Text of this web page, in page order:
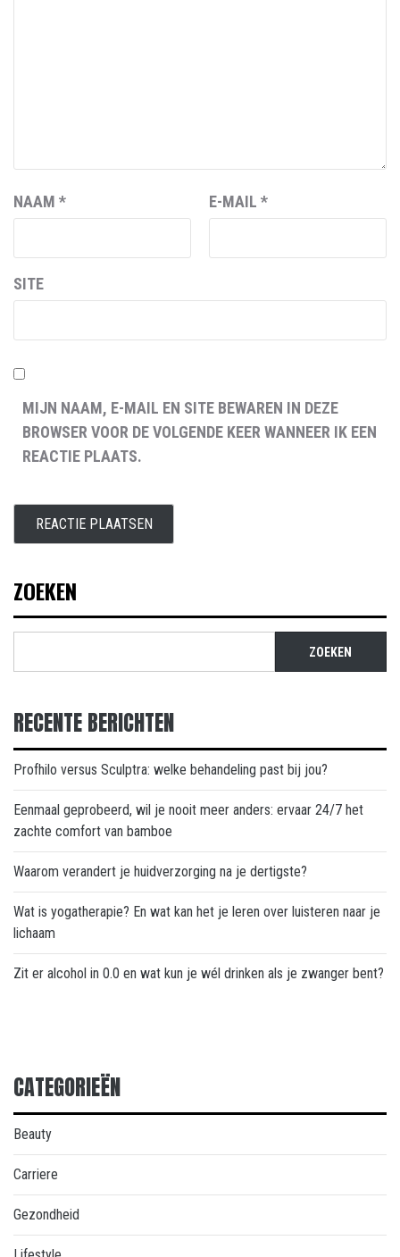
NAAM * E-MAIL *
SITE
MIJN NAAM, E-MAIL EN SITE BEWAREN IN DEZE
BROWSER VOOR DE VOLGENDE KEER WANNEER IK EEN
REACTIE PLAATS.
ZOEKEN
ZOEKEN
RECENTE BERICHTEN
Profhilo versus Sculptra: welke behandeling past bij jou?
Eenmaal geprobeerd, wil je nooit meer anders: ervaar 24/7 het
zachte comfort van bamboe
Waarom verandert je huidverzorging na je dertigste?
Wat is yogatherapie? En wat kan het je leren over luisteren naar je
lichaam
Zit er alcohol in 0.0 en wat kun je wél drinken als je zwanger bent?
CATEGORIEËN
Beauty
Carriere
Gezondheid